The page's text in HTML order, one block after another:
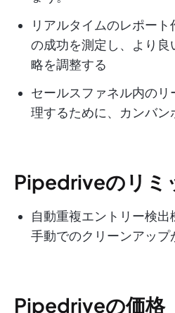
リアルタイムのレポー
の成功を測定し、より
略を調整する
セールスファネル内の
理するために、カンバン
Pipedriveのリミ
自動重複エントリー検
手動でのクリーンアップ
Pipedriveの価格